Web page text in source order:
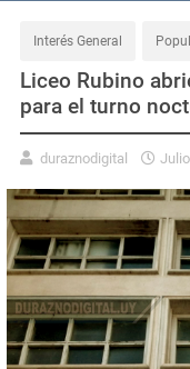
Interés General
Liceo Rubino
para el turno
duraznodigital